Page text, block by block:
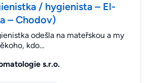
/ hygienista – El-
– Chodov)
odešla na mateřskou a my
kdo…
s.r.o.